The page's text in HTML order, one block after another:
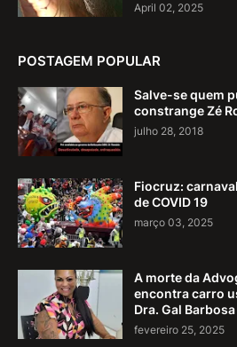
April 02, 2025
POSTAGEM POPULAR
Salve-se quem
constrange Zé
julho 28, 2018
Fiocruz:
de COVID 19
março 03, 2025
A morte da
encontra carro
Dra. Gal Barbosa
fevereiro 25, 2025